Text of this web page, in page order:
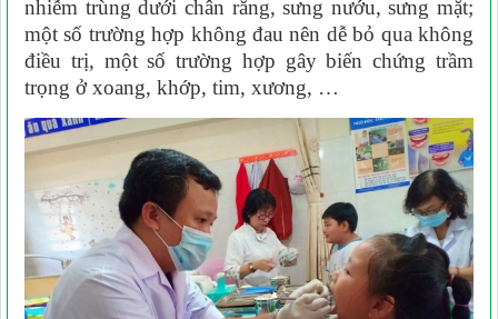
nhiễm trùng dưới chân răng, sưng nướu, sưng mặt;
một số trường hợp không đau nên dễ bỏ qua không
điều trị, một số trường hợp gây biến chứng trầm
trọng ở xoang, khớp, tim, xương, …